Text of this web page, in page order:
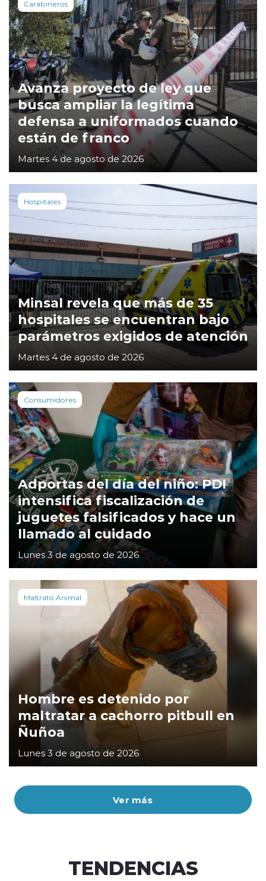
Ver más
Carabineros
Avanza proyecto de ley que
busca ampliar la legítima
defensa a uniformados cuando
están de franco
Martes 4 de agosto de 2026
Hospitales
Minsal revela que más de 35
hospitales se encuentran bajo
parámetros exigidos de atención
Martes 4 de agosto de 2026
Consumidores
Adportas del día del niño: PDI
intensifica fiscalización de
juguetes falsificados y hace un
llamado al cuidado
Lunes 3 de agosto de 2026
Maltrato Animal
Hombre es detenido por
maltratar a cachorro pitbull en
Ñuñoa
Lunes 3 de agosto de 2026
TENDENCIAS